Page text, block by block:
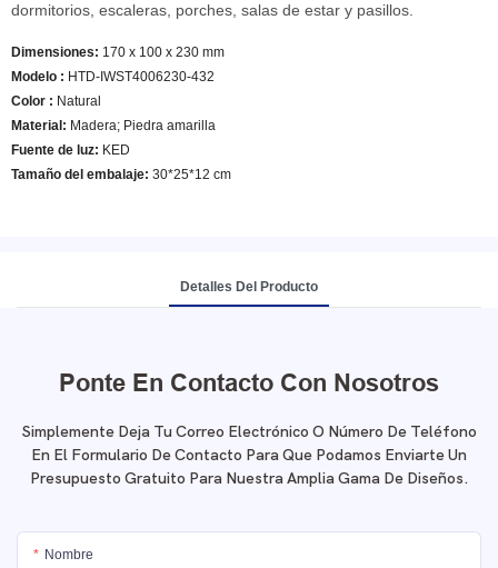
dormitorios, escaleras, porches, salas de estar y pasillos.
Dimensiones: 170 x 100 x 230 mm
Modelo : HTD-IWST4006230-432
Color : Natural
Material: Madera; Piedra amarilla
Fuente de luz: KED
Tamaño del embalaje: 30*25*12 cm
Detalles Del Producto
Ponte En Contacto Con Nosotros
Simplemente Deja Tu Correo Electrónico O Número De Teléfono
En El Formulario De Contacto Para Que Podamos Enviarte Un
Presupuesto Gratuito Para Nuestra Amplia Gama De Diseños.
Nombre